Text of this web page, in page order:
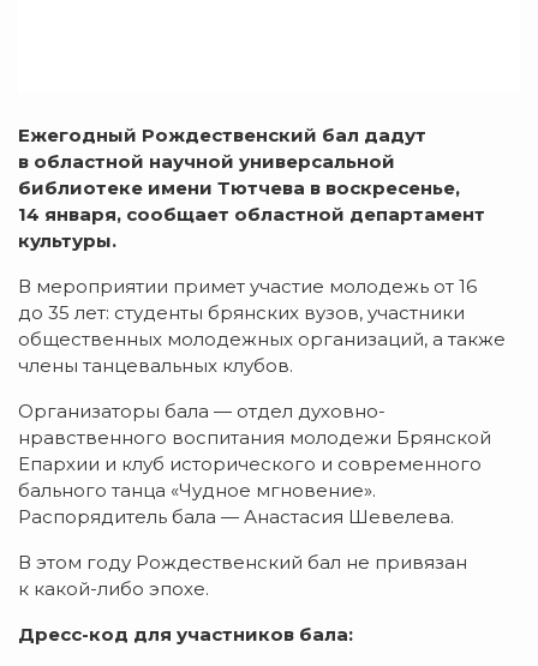
Ежегодный Рождественский бал дадут
в областной научной универсальной
библиотеке имени Тютчева в воскресенье,
14 января, сообщает областной департамент
культуры.
В мероприятии примет участие молодежь от 16
до 35 лет: студенты брянских вузов, участники
общественных молодежных организаций, а также
члены танцевальных клубов.
Организаторы бала — отдел духовно-
нравственного воспитания молодежи Брянской
Епархии и клуб исторического и современного
бального танца «Чудное мгновение».
Распорядитель бала — Анастасия Шевелева.
В этом году Рождественский бал не привязан
к какой-либо эпохе.
Дресс-код для участников бала: